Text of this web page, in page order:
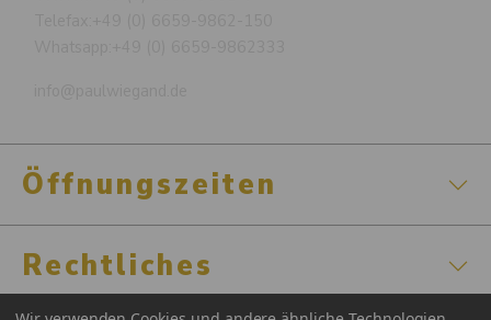
Öffnungszeiten
Rechtliches